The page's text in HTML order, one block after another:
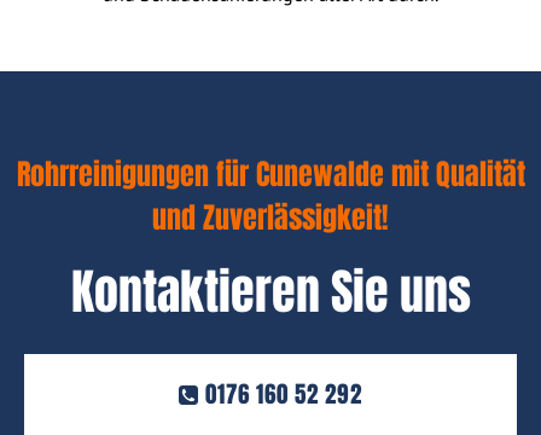
Rohrreinigungen für Cunewalde mit Qualität
und Zuverlässigkeit!
Kontaktieren Sie uns
0176 160 52 292